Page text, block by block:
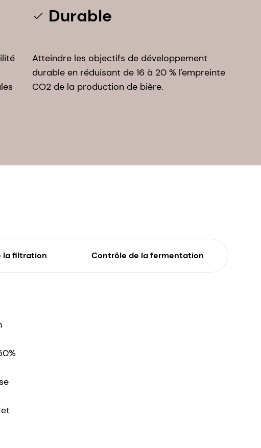
Durable
Atteindre les objectifs de développement
durable en réduisant de 16 à 20 % l'empreinte
CO2 de la production de bière.
la filtration Contrôle de la fermentation